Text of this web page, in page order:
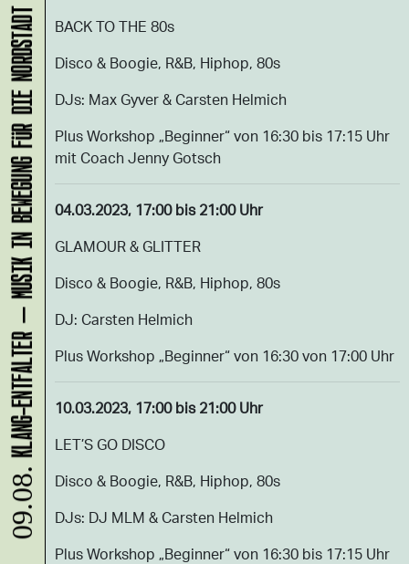
BACK TO THE 80s
Disco & Boogie, R&B, Hiphop, 80s
DJs: Max Gyver & Carsten Helmich
Plus Workshop „Beginner“ von 16:30 bis 17:15 Uhr
mit Coach Jenny Gotsch
04.03.2023, 17:00 bis 21:00 Uhr
GLAMOUR & GLITTER
Disco & Boogie, R&B, Hiphop, 80s
DJ: Carsten Helmich
Plus Workshop „Beginner“ von 16:30 von 17:00 Uhr
10.03.2023, 17:00 bis 21:00 Uhr
LET’S GO DISCO
Disco & Boogie, R&B, Hiphop, 80s
DJs: DJ MLM & Carsten Helmich
Plus Workshop „Beginner“ von 16:30 bis 17:15 Uhr
09.08.
KLANG-ENTFALTER – MUSIK IN BEWEGUNG FÜR DIE NORDSTADT